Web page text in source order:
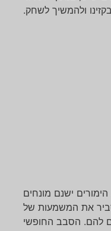
ולהמשיך לשחק.
הימורים ישנם מונחים
את המשמעות של
להם. הסבב החופשי